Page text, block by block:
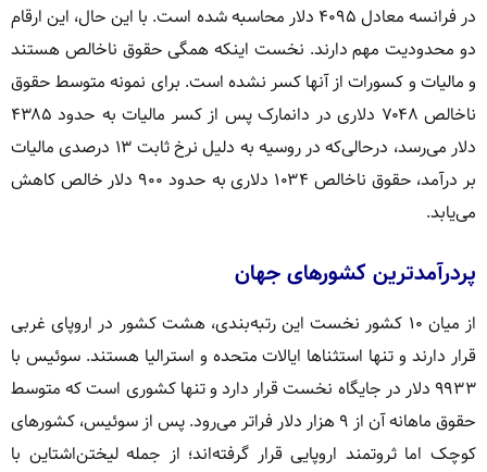
در فرانسه معادل ۴۰۹۵ دلار محاسبه شده است. با این حال، این ارقام
دو محدودیت مهم دارند. نخست اینکه همگی حقوق ناخالص هستند
و مالیات و کسورات از آنها کسر نشده است. برای نمونه متوسط حقوق
ناخالص ۷۰۴۸ دلاری در دانمارک پس از کسر مالیات به حدود ۴۳۸۵
دلار می‌رسد، درحالی‌که در روسیه به دلیل نرخ ثابت ۱۳ درصدی مالیات
بر درآمد، حقوق ناخالص ۱۰۳۴ دلاری به حدود ۹۰۰ دلار خالص کاهش
می‌یابد.
پردرآمدترین کشورهای جهان
از میان ۱۰ کشور نخست این رتبه‌بندی، هشت کشور در اروپای غربی
قرار دارند و تنها استثناها ایالات متحده و استرالیا هستند. سوئیس با
۹۹۳۳ دلار در جایگاه نخست قرار دارد و تنها کشوری است که متوسط
حقوق ماهانه آن از ۹ هزار دلار فراتر می‌رود. پس از سوئیس، کشورهای
کوچک اما ثروتمند اروپایی قرار گرفته‌اند؛ از جمله لیختن‌اشتاین با